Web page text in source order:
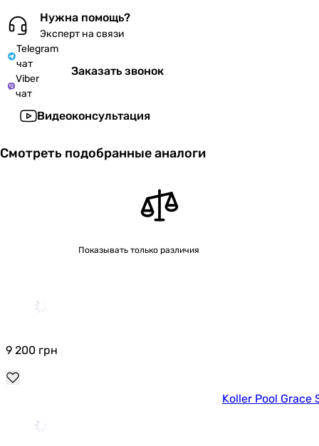
Нужна помощь?
Эксперт на связи
Telegram
чат
Viber
чат
Заказать звонок
Видеоконсультация
Смотреть подобранные аналоги
Показывать только различия
9 200 грн
Koller Pool Grace